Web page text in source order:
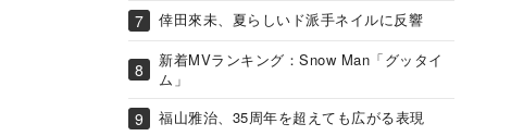
倖田來未、夏らしいド派手ネイルに反響
新着MVランキング：Snow Man「グッタイ
ム」
福山雅治、35周年を超えても広がる表現